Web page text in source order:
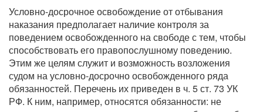
Условно-досрочное освобождение от отбывания
наказания предполагает наличие контроля за
поведением освобожденного на свободе с тем, чтобы
способствовать его правопослушному поведению.
Этим же целям служит и возможность возложения
судом на условно-досрочно освобожденного ряда
обязанностей. Перечень их приведен в ч. 5 ст. 73 УК
РФ. К ним, например, относятся обязанности: не